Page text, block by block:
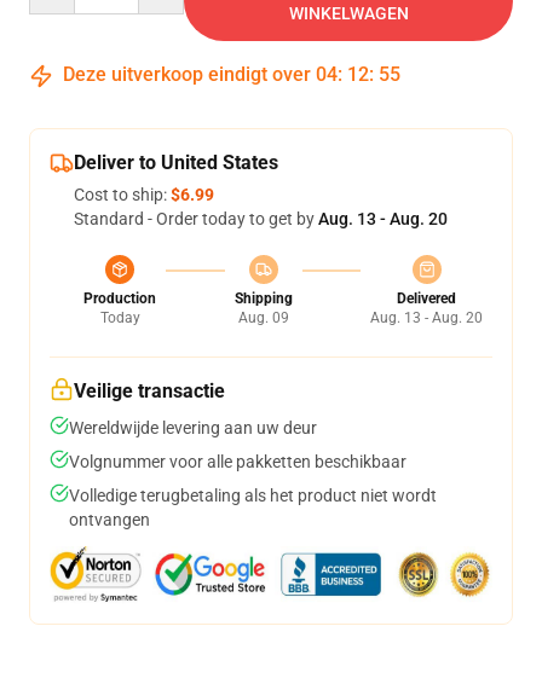
WINKELWAGEN
Deze uitverkoop eindigt over 04: 12: 54
Deliver to United States
Cost to ship:$6.99
Standard - Order today to get byAug. 13 - Aug. 20
Production
Today
Shipping
Aug. 09
Delivered
Aug. 13 - Aug. 20
Veilige transactie
Wereldwijde levering aan uw deur
Volgnummer voor alle pakketten beschikbaar
Volledige terugbetaling als het product niet wordt
ontvangen